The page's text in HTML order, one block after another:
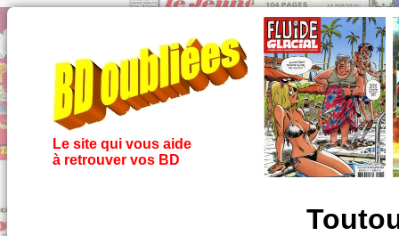
Le site qui vous aide
à retrouver vos BD